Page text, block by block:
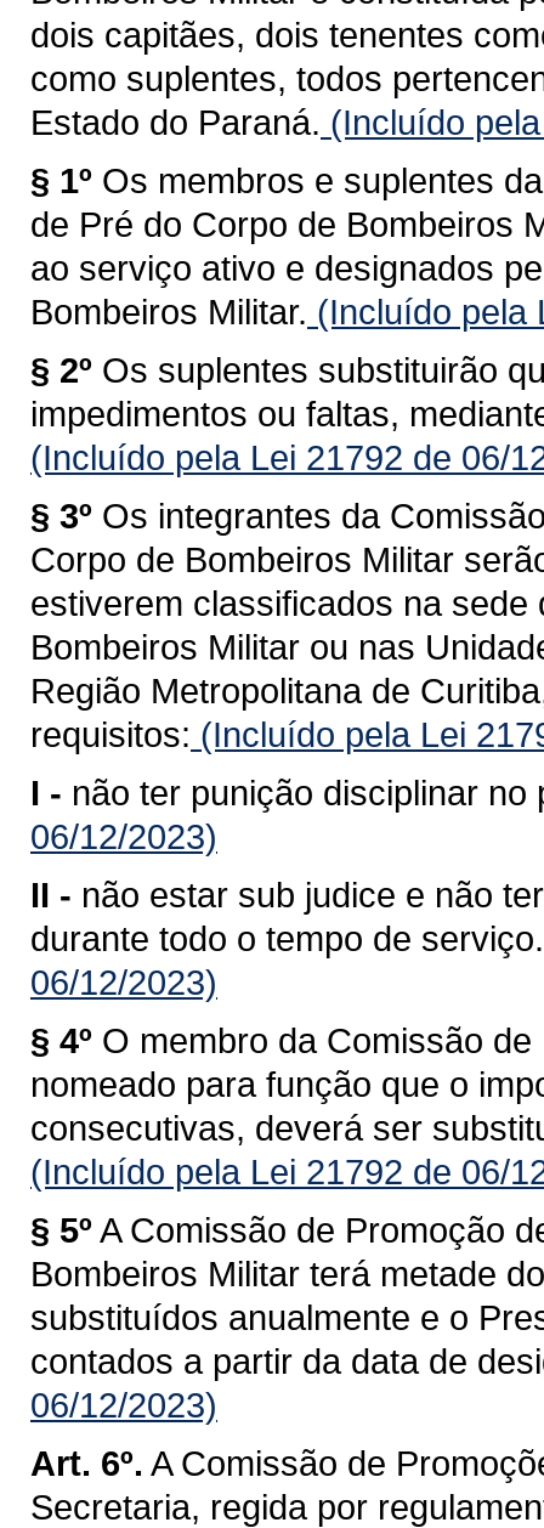
dois capitães, dois tenentes
como suplentes, todos
Estado do Paraná. (Incluído
§ 1º Os membros e suplentes
de Pré do Corpo de Bombeiros
ao serviço ativo e designados
Bombeiros Militar. (Incluído pela
§ 2º Os suplentes substituirão
impedimentos ou faltas,
(Incluído pela Lei 21792 de 06/
§ 3º Os integrantes da
Corpo de Bombeiros Militar
estiverem classificados na
Bombeiros Militar ou nas
Região Metropolitana de
requisitos: (Incluído pela Lei
I - não ter punição disciplinar no
06/12/2023)
II - não estar sub judice e não
durante todo o tempo de serviço.
06/12/2023)
§ 4º O membro da Comissão
nomeado para função que o
consecutivas, deverá ser
(Incluído pela Lei 21792 de 06/
§ 5º A Comissão de Promoção
Bombeiros Militar terá metade
substituídos anualmente e o
contados a partir da data de
06/12/2023)
Art. 6º. A Comissão de
Secretaria, regida por